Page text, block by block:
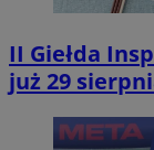
II Giełda
już 29